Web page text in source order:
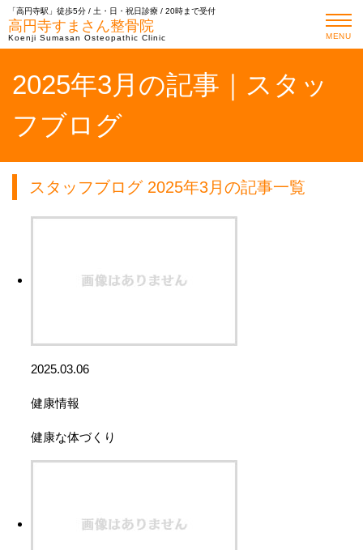
「高円寺駅」徒歩5分 / 土・日・祝日診療 / 20時まで受付
高円寺すまさん整骨院
Koenji Sumasan Osteopathic Clinic MENU
2025年3月の記事｜スタッ
フブログ
スタッフブログ 2025年3月の記事一覧
2025.03.06
健康情報
健康な体づくり